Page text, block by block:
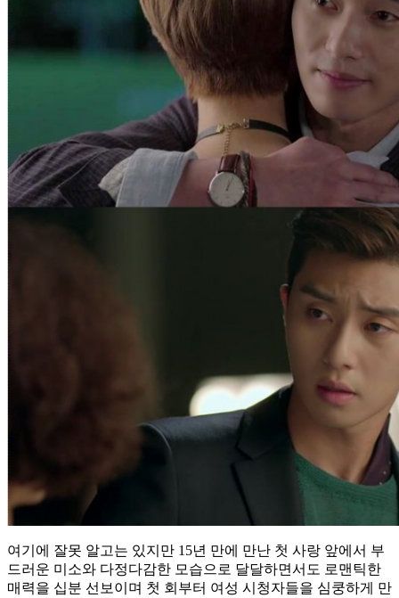
여기에 잘못 알고는 있지만 15년 만에 만난 첫 사랑 앞에서 부
드러운 미소와 다정다감한 모습으로 달달하면서도 로맨틱한
매력을 십분 선보이며 첫 회부터 여성 시청자들을 심쿵하게 만